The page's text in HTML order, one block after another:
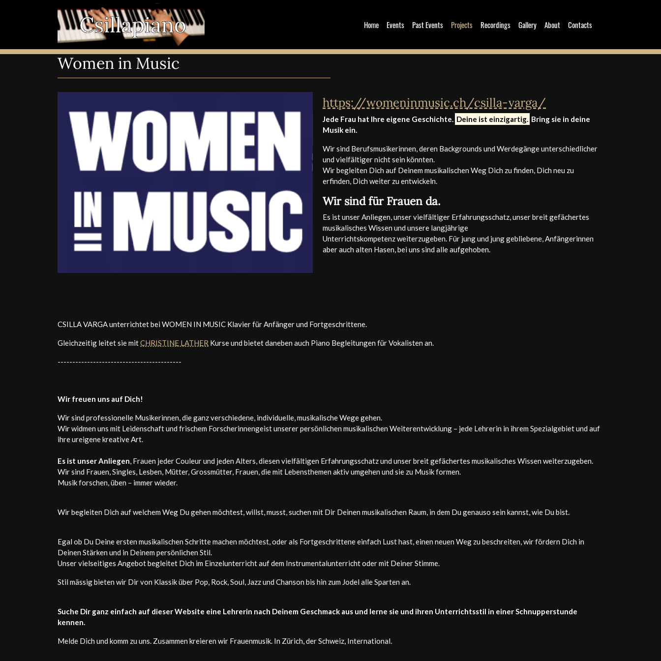
Home Events Past Events Projects Recordings Gallery About Contacts
Women in Music
https://womeninmusic.ch/csilla-varga/
Jede Frau hat Ihre eigene Geschichte. Deine ist einzigartig. Bring sie in deine
Musik ein.
Wir sind Berufsmusikerinnen, deren Backgrounds und Werdegänge unterschiedlicher
und vielfältiger nicht sein könnten.
Wir begleiten Dich auf Deinem musikalischen Weg Dich zu finden, Dich neu zu
erfinden, Dich weiter zu entwickeln.
Wir sind für Frauen da.
Es ist unser Anliegen, unser vielfältiger Erfahrungsschatz, unser breit gefächertes
musikalisches Wissen und unsere langjährige
Unterrichtskompetenz weiterzugeben. Für jung und jung gebliebene, Anfängerinnen
aber auch alten Hasen, bei uns sind alle aufgehoben.
CSILLA VARGA unterrichtet bei WOMEN IN MUSIC Klavier für Anfänger und Fortgeschrittene.
Gleichzeitig leitet sie mitCHRISTINE LATHER Kurse und bietet daneben auch Piano Begleitungen für Vokalisten an.
------------------------------------------
Wir freuen uns auf Dich!
Wir sind professionelle Musikerinnen, die ganz verschiedene, individuelle, musikalische Wege gehen.
Wir widmen uns mit Leidenschaft und frischem Forscherinnengeist unserer persönlichen musikalischen Weiterentwicklung – jede Lehrerin in ihrem Spezialgebiet und auf
ihre ureigene kreative Art.
Es ist unser Anliegen, Frauen jeder Couleur und jeden Alters, diesen vielfältigen Erfahrungsschatz und unser breit gefächertes musikalisches Wissen weiterzugeben.
Wir sind Frauen, Singles, Lesben, Mütter, Grossmütter, Frauen, die mit Lebensthemen aktiv umgehen und sie zu Musik formen.
Musik forschen, üben – immer wieder.
Wir begleiten Dich auf welchem Weg Du gehen möchtest, willst, musst, suchen mit Dir Deinen musikalischen Raum, in dem Du genauso sein kannst, wie Du bist.
Egal ob Du Deine ersten musikalischen Schritte machen möchtest, oder als Fortgeschrittene einfach Lust hast, einen neuen Weg zu beschreiten, wir fördern Dich in
Deinen Stärken und in Deinem persönlichen Stil.
Unser vielseitiges Angebot begleitet Dich im Einzelunterricht auf dem Instrumentalunterricht oder mit Deiner Stimme.
Stil mässig bieten wir Dir von Klassik über Pop, Rock, Soul, Jazz und Chanson bis hin zum Jodel alle Sparten an.
Suche Dir ganz einfach auf dieser Website eine Lehrerin nach Deinem Geschmack aus und lerne sie und ihren Unterrichtsstil in einer Schnupperstunde
kennen.
Melde Dich und komm zu uns. Zusammen kreieren wir Frauenmusik. In Zürich, der Schweiz, International.